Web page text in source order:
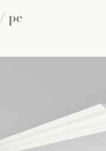
/ pc